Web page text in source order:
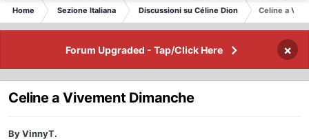
Home Sezione Italiana Discussioni su Céline Dion Celine a
Forum Upgraded - Tap/Click Here ×
Celine a Vivement Dimanche
By VinnyT.